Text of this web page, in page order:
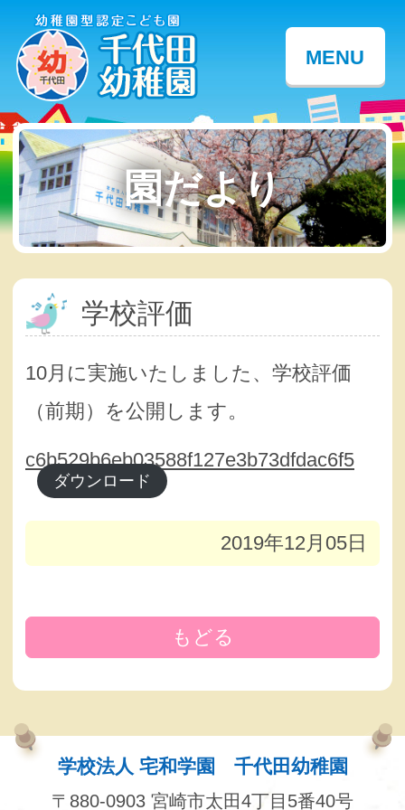
MENU
園だより
学校評価
10月に実施いたしました、学校評価
（前期）を公開します。
c6b529b6eb03588f127e3b73dfdac6f5
ダウンロード
2019年12月05日
もどる
学校法人 宅和学園 千代田幼稚園
〒880-0903 宮崎市太田4丁目5番40号